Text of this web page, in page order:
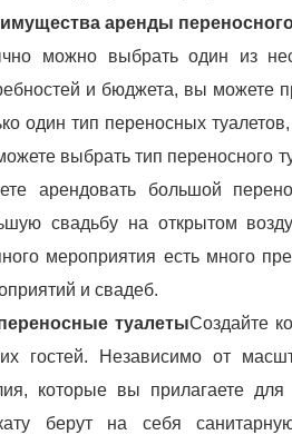
аренды
можно выбрать один из
и бюджета, вы можете
один тип переносных
выбрать тип переносного
арендовать большой
свадьбу на открытом
мероприятия есть много
и свадеб.
туалетыСоздайте
гостей. Независимо от
которые вы прилагаете
берут на себя